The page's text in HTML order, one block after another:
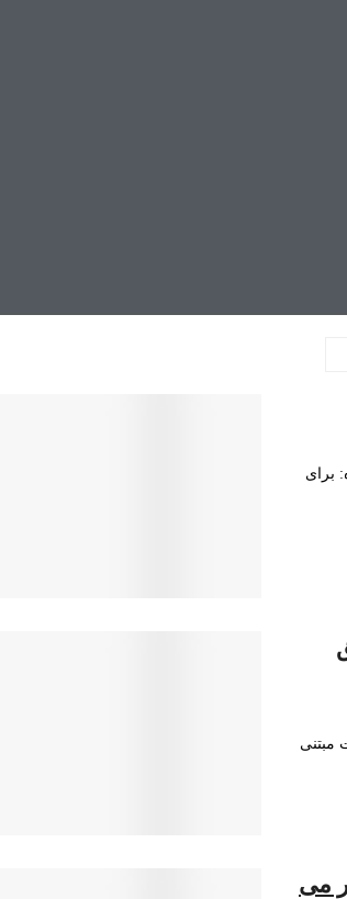
ساعت ۹ الی ۱۲ تخفیف ویژه: برای
مبتنی
آن در قرن ۲۱” برگزار می